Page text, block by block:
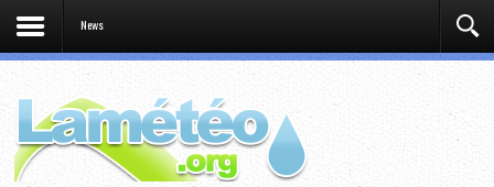
News